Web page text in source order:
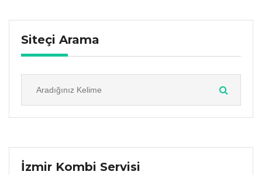
Siteçi Arama
İzmir Kombi Servisi